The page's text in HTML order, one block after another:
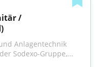
/
Anlagentechnik
Sodexo-Gruppe,...